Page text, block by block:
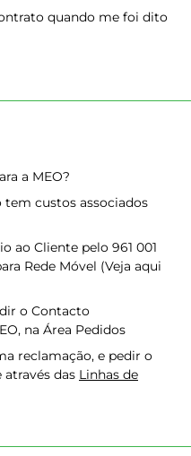
quando me foi dito
a MEO?
tem custos associados
ao Cliente pelo 961 001
Rede Móvel (Veja aqui
o Contacto
na Área Pedidos
reclamação, e pedir o
das Linhas de